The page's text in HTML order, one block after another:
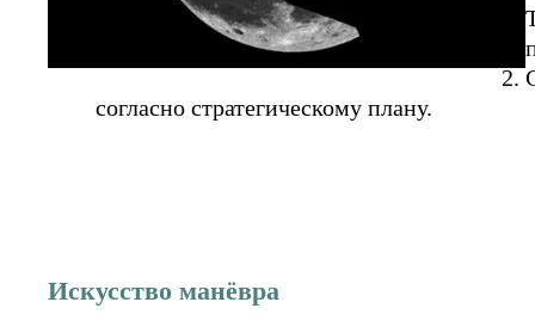
согласно стратегическому плану.
Искусство манёвра